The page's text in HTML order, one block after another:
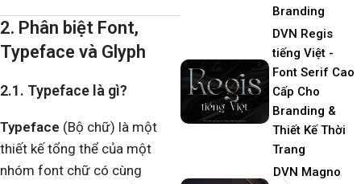
2. Phân biệt Font,
Typeface và Glyph
2.1. Typeface là gì?
Typeface (Bộ chữ) là một
thiết kế tổng thể của một
nhóm font chữ có cùng
Branding
DVN Regis
tiếng Việt -
Font Serif Cao
Cấp Cho
Branding &
Thiết Kế Thời
Trang
DVN Magno